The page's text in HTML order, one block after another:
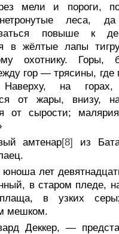
мели и пороги,
нетронутые леса,
повыше к
в жёлтые лапы
охотнику. Горы,
гор — трясины, где
на горах,
от жары, внизу,
от сырости;
амтенар[8] из
лет
в старом пледе,
в узких
мешком.
Деккер, —